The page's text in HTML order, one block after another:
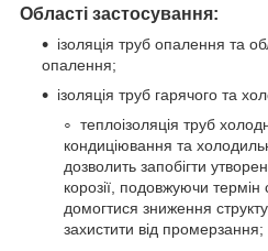
Області застосування:
ізоляція труб опалення та
опалення;
ізоляція труб гарячого та
теплоізоляція труб
кондиціювання та
дозволить запобігти
корозії, подовжуючи термін
домогтися зниження
захистити від промерзання;